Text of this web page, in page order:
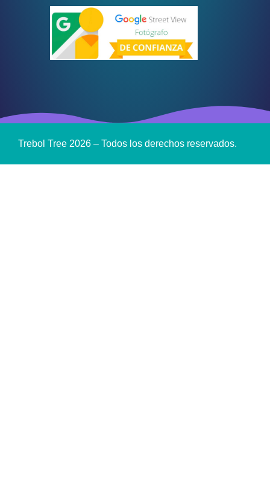
Trebol Tree 2026 – Todos los derechos reservados.